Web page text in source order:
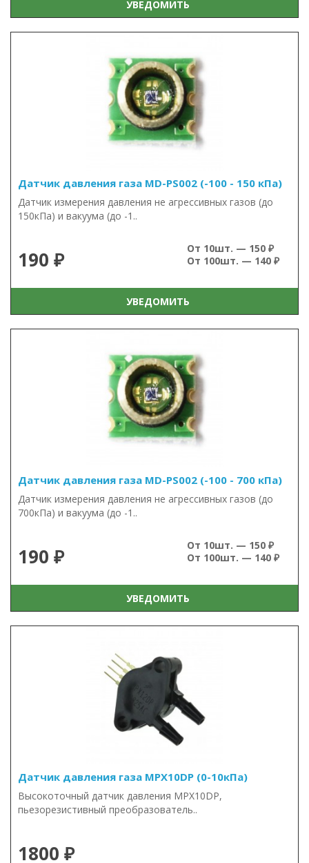
УВЕДОМИТЬ
Датчик давления газа MD-PS002 (-100 - 150 кПа)
Датчик измерения давления не агрессивных газов (до
150кПа) и вакуума (до -1..
190 ₽
От 10шт. — 150 ₽
От 100шт. — 140 ₽
УВЕДОМИТЬ
Датчик давления газа MD-PS002 (-100 - 700 кПа)
Датчик измерения давления не агрессивных газов (до
700кПа) и вакуума (до -1..
190 ₽
От 10шт. — 150 ₽
От 100шт. — 140 ₽
УВЕДОМИТЬ
Датчик давления газа MPX10DP (0-10кПа)
Высокоточный датчик давления MPX10DP,
пьезорезистивный преобразователь..
1800 ₽